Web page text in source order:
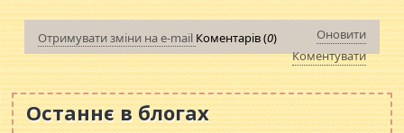
Отримувати зміни на e-mail Коментарів (0)
Оновити
Коментувати
Останнє в блогах